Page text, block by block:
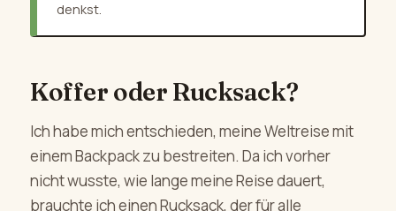
denkst.
Koffer oder Rucksack?
Ich habe mich entschieden, meine Weltreise mit
einem Backpack zu bestreiten. Da ich vorher
nicht wusste, wie lange meine Reise dauert,
brauchte ich einen Rucksack, der für alle